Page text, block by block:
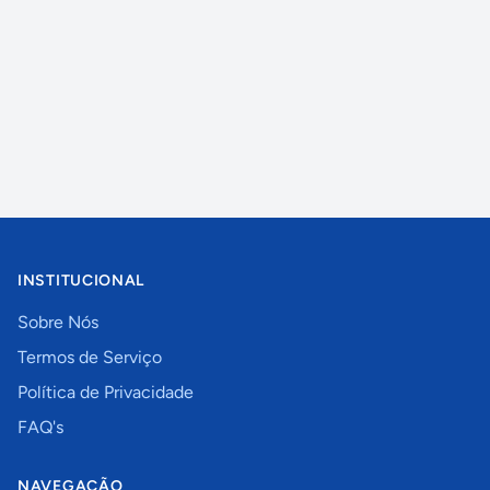
INSTITUCIONAL
Sobre Nós
Termos de Serviço
Política de Privacidade
FAQ's
NAVEGAÇÃO